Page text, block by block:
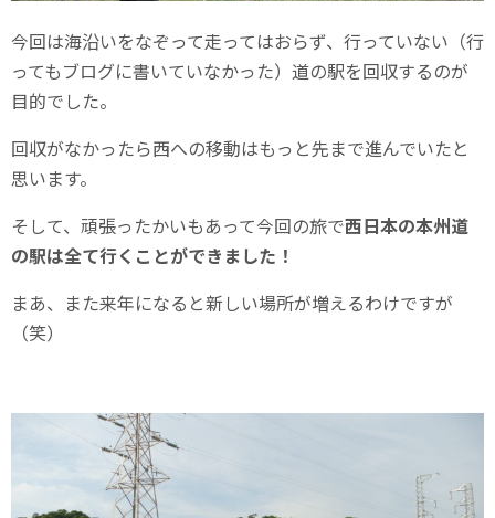
今回は海沿いをなぞって走ってはおらず、行っていない（行
ってもブログに書いていなかった）道の駅を回収するのが
目的でした。
回収がなかったら西への移動はもっと先まで進んでいたと
思います。
そして、頑張ったかいもあって今回の旅で西日本の本州道
の駅は全て行くことができました！
まあ、また来年になると新しい場所が増えるわけですが
（笑）